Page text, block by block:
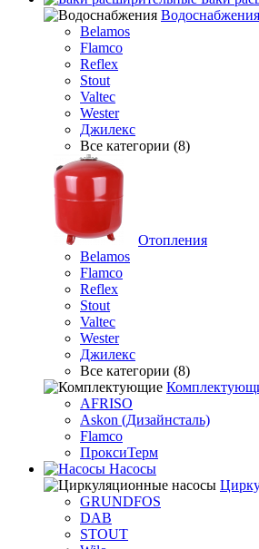
Водоснабжения
Belamos
Flamco
Reflex
Stout
Valtec
Wester
Джилекс
Все категории (8)
Отопления
Belamos
Flamco
Reflex
Stout
Valtec
Wester
Джилекс
Все категории (8)
AFRISO
Askon (Дизайнсталь)
Flamco
ПроксиТерм
Насосы
GRUNDFOS
DAB
STOUT